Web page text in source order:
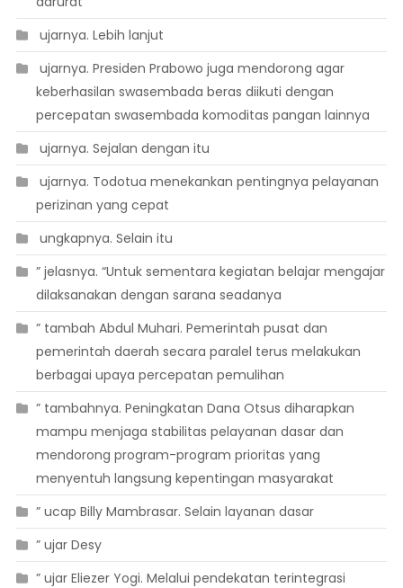
 ujarnya. Lebih lanjut
 ujarnya. Presiden Prabowo juga mendorong agar
keberhasilan swasembada beras diikuti dengan
percepatan swasembada komoditas pangan lainnya
 ujarnya. Sejalan dengan itu
 ujarnya. Todotua menekankan pentingnya pelayanan
perizinan yang cepat
 ungkapnya. Selain itu
” jelasnya. “Untuk sementara kegiatan belajar mengajar
dilaksanakan dengan sarana seadanya
” tambah Abdul Muhari. Pemerintah pusat dan
pemerintah daerah secara paralel terus melakukan
berbagai upaya percepatan pemulihan
” tambahnya. Peningkatan Dana Otsus diharapkan
mampu menjaga stabilitas pelayanan dasar dan
mendorong program-program prioritas yang
menyentuh langsung kepentingan masyarakat
” ucap Billy Mambrasar. Selain layanan dasar
” ujar Desy
” ujar Eliezer Yogi. Melalui pendekatan terintegrasi